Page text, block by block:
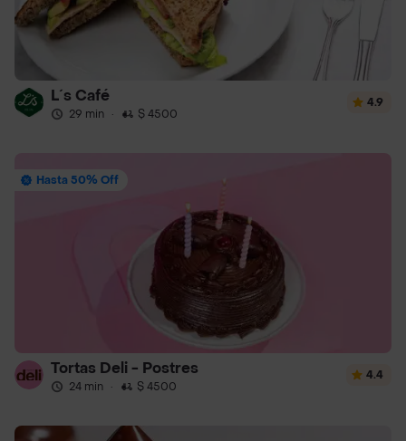
L´s Café
29 min · $ 4500
4.9
Hasta 50% Off
Tortas Deli - Postres
24 min · $ 4500
4.4